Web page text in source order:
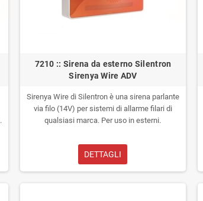
7210 :: Sirena da esterno Silentron
Sirenya Wire ADV
Sirenya Wire di Silentron è una sirena parlante
via filo (14V) per sistemi di allarme filari di
qualsiasi marca. Per uso in esterni.
DETTAGLI